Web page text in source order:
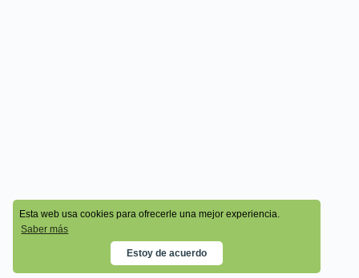
Esta web usa cookies para ofrecerle una mejor experiencia.
Saber más
Estoy de acuerdo
© 2026 - Cala Academy